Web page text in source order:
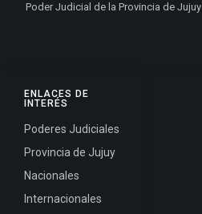
ENLACES DE
INTERÉS
Poderes Judiciales
Provincia de Jujuy
Nacionales
Internacionales
Poder Judicial de la Provincia de Jujuy